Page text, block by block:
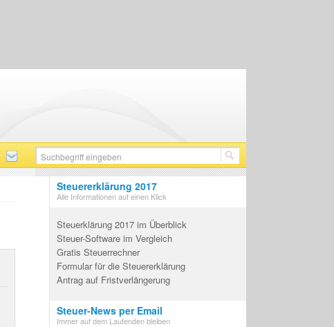
Steuererklärung 2017
Alle Informationen auf einen Klick
Steuerklärung 2017 im Überblick
Steuer-Software im Vergleich
Gratis Steuerrechner
Formular für die Steuererklärung
Antrag auf Fristverlängerung
Steuer-News per Email
Immer auf dem Laufenden bleiben